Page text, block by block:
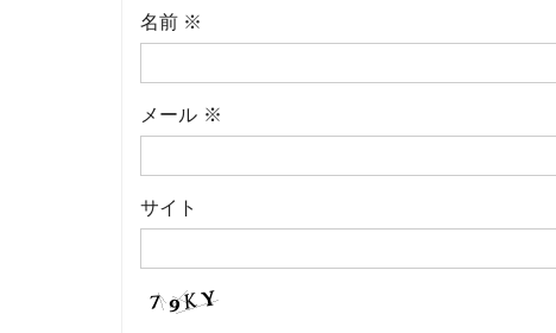
名前 ※
メール ※
サイト